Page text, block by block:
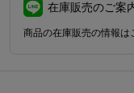
在庫販売のご案
商品の在庫販売の情報は